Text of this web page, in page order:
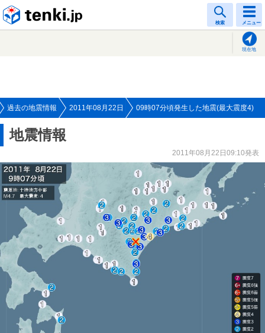
検索 メニュー
現在地
過去の地震情報 2011年08月22日 09時07分頃発生した地震(最大震度4)
地震情報
2011年08月22日09:10発表